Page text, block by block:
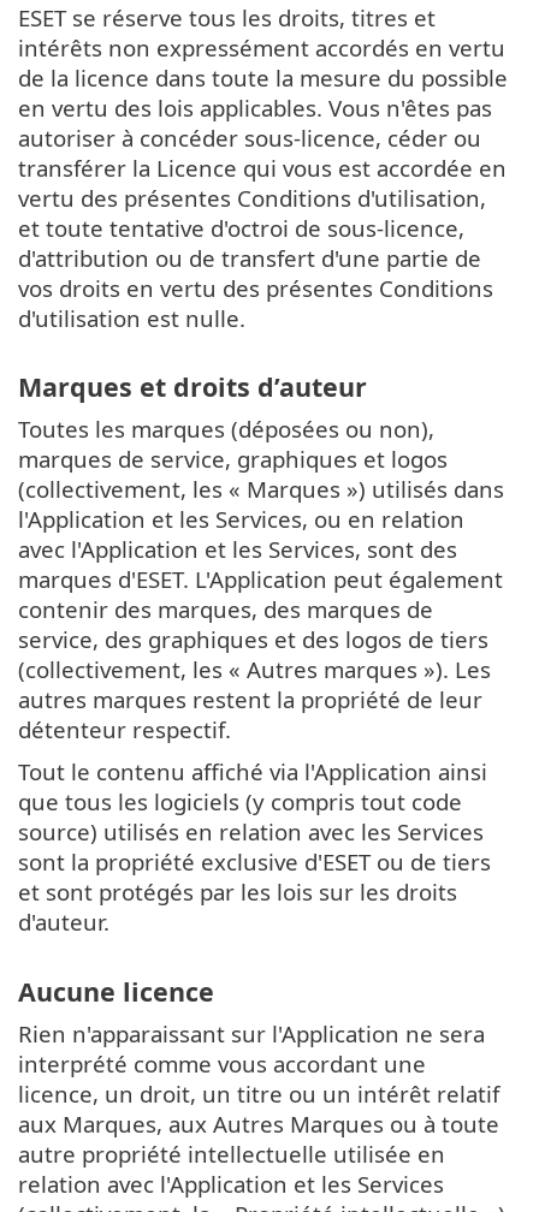
ESET se réserve tous les droits, titres et
intérêts non expressément accordés en vertu
de la licence dans toute la mesure du possible
en vertu des lois applicables. Vous n'êtes pas
autoriser à concéder sous-licence, céder ou
transférer la Licence qui vous est accordée en
vertu des présentes Conditions d'utilisation,
et toute tentative d'octroi de sous-licence,
d'attribution ou de transfert d'une partie de
vos droits en vertu des présentes Conditions
d'utilisation est nulle.
Marques et droits d’auteur
Toutes les marques (déposées ou non),
marques de service, graphiques et logos
(collectivement, les « Marques ») utilisés dans
l'Application et les Services, ou en relation
avec l'Application et les Services, sont des
marques d'ESET. L'Application peut également
contenir des marques, des marques de
service, des graphiques et des logos de tiers
(collectivement, les « Autres marques »). Les
autres marques restent la propriété de leur
détenteur respectif.
Tout le contenu affiché via l'Application ainsi
que tous les logiciels (y compris tout code
source) utilisés en relation avec les Services
sont la propriété exclusive d'ESET ou de tiers
et sont protégés par les lois sur les droits
d'auteur.
Aucune licence
Rien n'apparaissant sur l'Application ne sera
interprété comme vous accordant une
licence, un droit, un titre ou un intérêt relatif
aux Marques, aux Autres Marques ou à toute
autre propriété intellectuelle utilisée en
relation avec l'Application et les Services